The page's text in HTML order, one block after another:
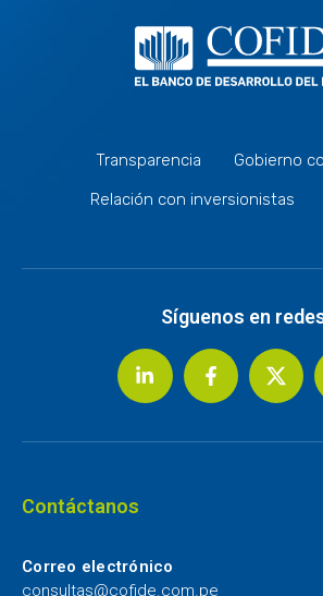
Transparencia
Gobierno
Relación con inversionistas
Síguenos en
Contáctanos
Correo electrónico
consultas@cofide.com.pe